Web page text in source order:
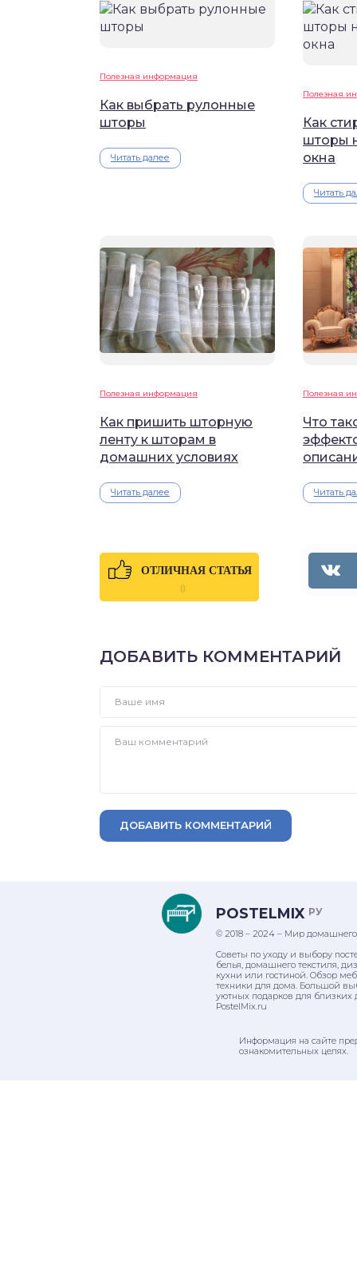
Полезная информация
Как выбрать рулонные
шторы
Читать далее
Полезная
Как
шторы
окна
Читать
Полезная информация
Как пришить шторную
ленту к шторам в
домашних условиях
Читать далее
Полезная
Что
Читать
ОТЛИЧНАЯ СТАТЬЯ
0
ДОБАВИТЬ КОММЕНТАРИЙ
ДОБАВИТЬ КОММЕНТАРИЙ
POSTELMIX РУ
© 2018 – 2024 – Мир
Советы по уходу и выбору
белья, домашнего текстиля,
кухни или гостиной. Обзор
техники для дома. Большой
уютных подарков для близких
PostelMix.ru
Информация на сайте
ознакомительных целях.